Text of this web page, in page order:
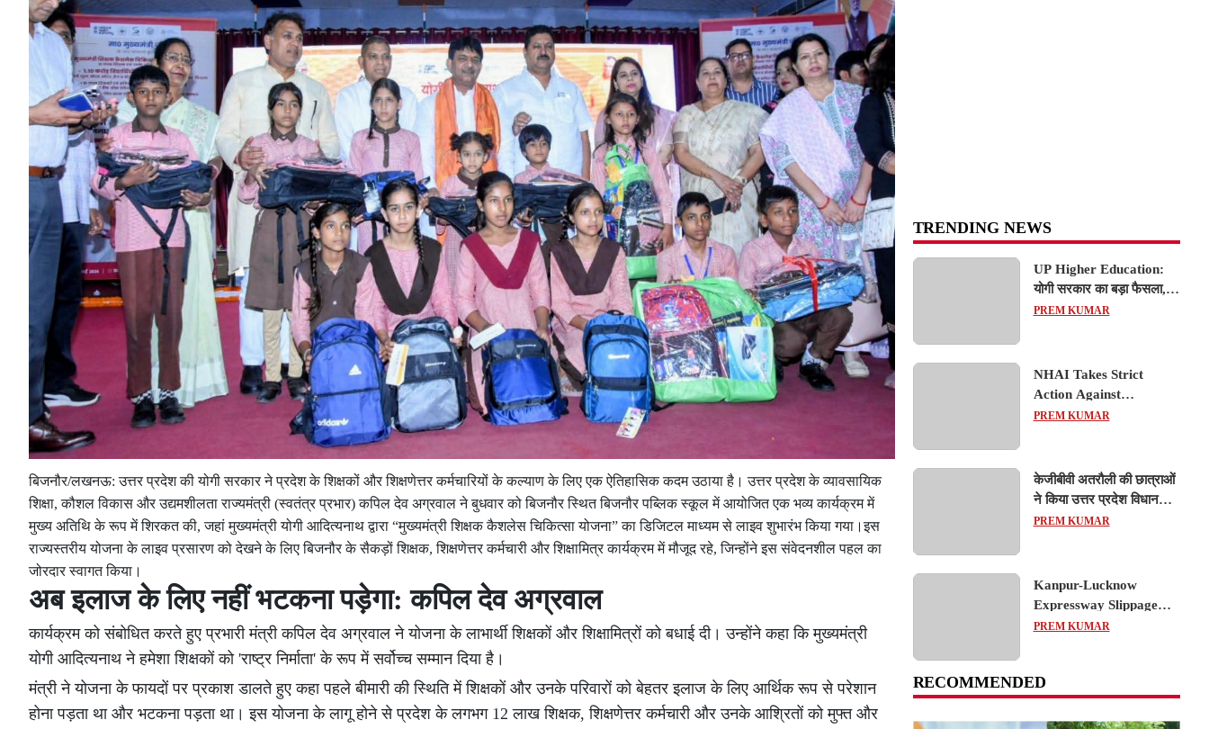
बिजनौर/लखनऊ: उत्तर प्रदेश की योगी सरकार ने प्रदेश के शिक्षकों और शिक्षणेत्तर कर्मचारियों के कल्याण के लिए एक ऐतिहासिक कदम उठाया है। उत्तर प्रदेश के व्यावसायिक
शिक्षा, कौशल विकास और उद्यमशीलता राज्यमंत्री (स्वतंत्र प्रभार) कपिल देव अग्रवाल ने बुधवार को बिजनौर स्थित बिजनौर पब्लिक स्कूल में आयोजित एक भव्य कार्यक्रम में
मुख्य अतिथि के रूप में शिरकत की, जहां मुख्यमंत्री योगी आदित्यनाथ द्वारा “मुख्यमंत्री शिक्षक कैशलेस चिकित्सा योजना” का डिजिटल माध्यम से लाइव शुभारंभ किया गया।इस
राज्यस्तरीय योजना के लाइव प्रसारण को देखने के लिए बिजनौर के सैकड़ों शिक्षक, शिक्षणेत्तर कर्मचारी और शिक्षामित्र कार्यक्रम में मौजूद रहे, जिन्होंने इस संवेदनशील पहल का
जोरदार स्वागत किया।
अब इलाज के लिए नहीं भटकना पड़ेगा: कपिल देव अग्रवाल
कार्यक्रम को संबोधित करते हुए प्रभारी मंत्री कपिल देव अग्रवाल ने योजना के लाभार्थी शिक्षकों और शिक्षामित्रों को बधाई दी। उन्होंने कहा कि मुख्यमंत्री
योगी आदित्यनाथ ने हमेशा शिक्षकों को 'राष्ट्र निर्माता' के रूप में सर्वोच्च सम्मान दिया है।
मंत्री ने योजना के फायदों पर प्रकाश डालते हुए कहा पहले बीमारी की स्थिति में शिक्षकों और उनके परिवारों को बेहतर इलाज के लिए आर्थिक रूप से परेशान
होना पड़ता था और भटकना पड़ता था। इस योजना के लागू होने से प्रदेश के लगभग 12 लाख शिक्षक, शिक्षणेत्तर कर्मचारी और उनके आश्रितों को मुफ्त और
TRENDING NEWS
UP Higher Education:
योगी सरकार का बड़ा फैसला,
यूपी में 3 नए प्राइवेट
PREM KUMAR
NHAI Takes Strict
Action Against
Concessionaire,
Expressway Issues
PREM KUMAR
केजीबीवी अतरौली की छात्राओं
ने किया उत्तर प्रदेश विधानसभा
का शैक्षिक भ्रमण, लोकतांत्रिक
PREM KUMAR
Kanpur-Lucknow
Expressway Slippage
Action: कानपुर-लखनऊ
और कंपनियों पर गिरी गाज,
PREM KUMAR
RECOMMENDED